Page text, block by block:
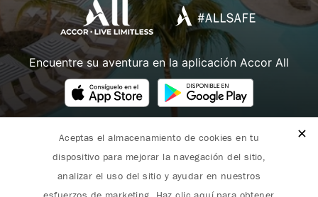
Encuentre su aventura en la aplicación Accor All
Fairmont forma parte de Accor.
Copyright 2026. Todos los derechos reservados.
Aceptas el almacenamiento de cookies en tu
dispositivo para mejorar la navegación del sitio,
analizar el uso del sitio y ayudar en nuestros